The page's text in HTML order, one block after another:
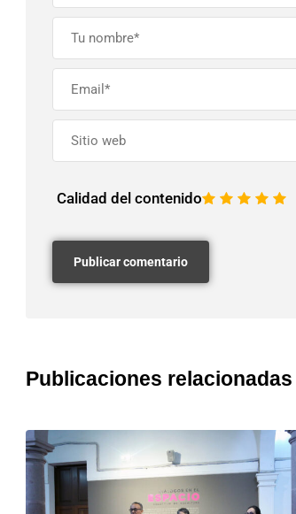
Calidad del contenido 5
4
3
2
1
Publicaciones relacionadas